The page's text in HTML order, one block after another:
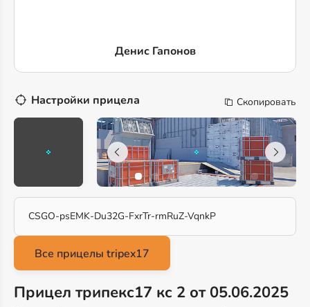
Денис Гапонов
Настройки прицела Скопировать
CSGO-psEMK-Du32G-FxrTr-rmRuZ-VqnkP
Прицел трипекс17 кс 2 от 05.06.2025